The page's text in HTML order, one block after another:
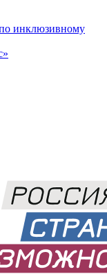
инклюзивному